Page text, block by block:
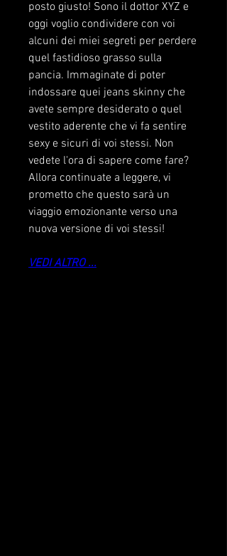
posto giusto! Sono il dottor XYZ e
oggi voglio condividere con voi
alcuni dei miei segreti per perdere
quel fastidioso grasso sulla
pancia. Immaginate di poter
indossare quei jeans skinny che
avete sempre desiderato o quel
vestito aderente che vi fa sentire
sexy e sicuri di voi stessi. Non
vedete l'ora di sapere come fare?
Allora continuate a leggere, vi
prometto che questo sarà un
viaggio emozionante verso una
nuova versione di voi stessi!
VEDI ALTRO ...